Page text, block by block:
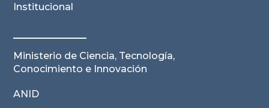
Institucional
Ministerio de Ciencia, Tecnología,
Conocimiento e Innovación
ANID